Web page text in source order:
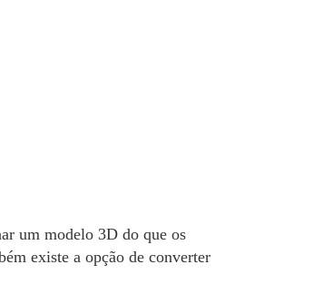
um modelo 3D do que os
existe a opção de converter